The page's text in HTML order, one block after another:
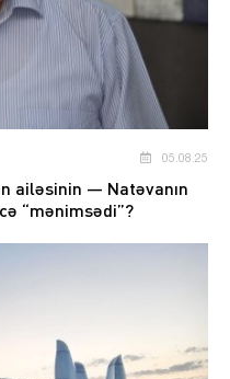
05.08.25
ailəsinin — Natəvanın
“mənimsədi”?